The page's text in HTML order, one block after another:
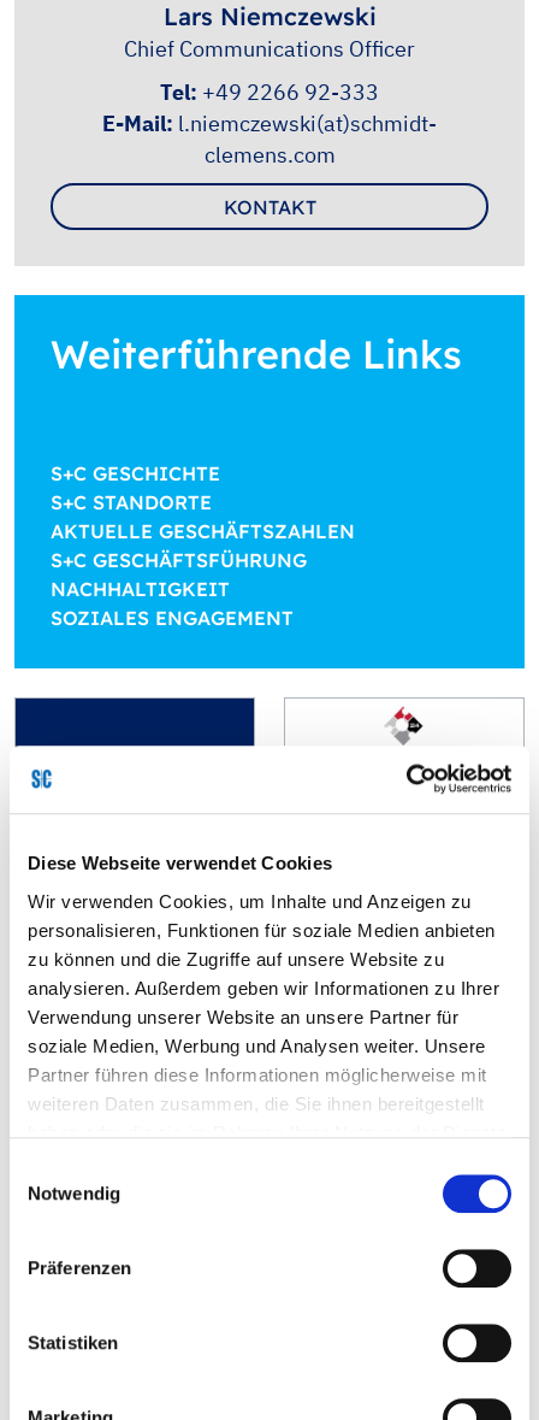
Diese Webseite verwendet Cookies
Wir verwenden Cookies, um Inhalte und Anzeigen zu
personalisieren, Funktionen für soziale Medien anbieten
zu können und die Zugriffe auf unsere Website zu
analysieren. Außerdem geben wir Informationen zu Ihrer
Verwendung unserer Website an unsere Partner für
soziale Medien, Werbung und Analysen weiter. Unsere
Partner führen diese Informationen möglicherweise mit
weiteren Daten zusammen, die Sie ihnen bereitgestellt
Notwendig
Präferenzen
Statistiken
Lars Niemczewski
Chief Communications Officer
Tel: +49 2266 92-333
E-Mail: l.niemczewski(at)schmidt-
clemens.com
KONTAKT
Weiterführende Links
S+C GESCHICHTE
S+C STANDORTE
AKTUELLE GESCHÄFTSZAHLEN
S+C GESCHÄFTSFÜHRUNG
NACHHALTIGKEIT
SOZIALES ENGAGEMENT
PERSON
Safety in Ammonia
Plants & Related Facilities
Montreal, Kanada
2026
IAS Conference
Rosario, Argentinien
10. - 11. Oktober 2026
EEPC European
Ethylene Producers
Conference
Budapest, Ungarn